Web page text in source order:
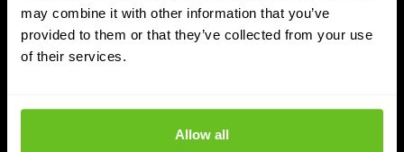
may combine it with other information that you’ve
provided to them or that they’ve collected from your use
of their services.
Allow all
À LA UNE
Blog et actualités